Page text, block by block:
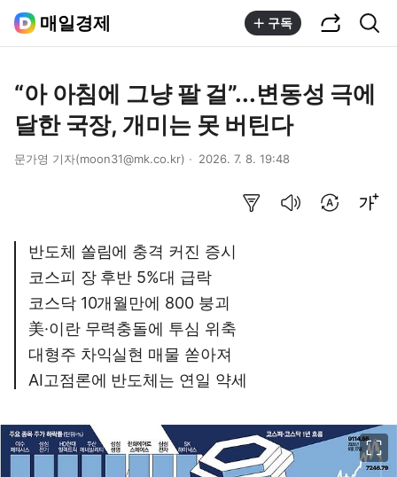
매일경제 구독
“아 아침에 그냥 팔 걸”...변동성 극에
달한 국장, 개미는 못 버틴다
문가영 기자(moon31@mk.co.kr) 2026. 7. 8. 19:48
반도체 쏠림에 충격 커진 증시
코스피 장 후반 5%대 급락
코스닥 10개월만에 800 붕괴
美·이란 무력충돌에 투심 위축
대형주 차익실현 매물 쏟아져
AI고점론에 반도체는 연일 약세